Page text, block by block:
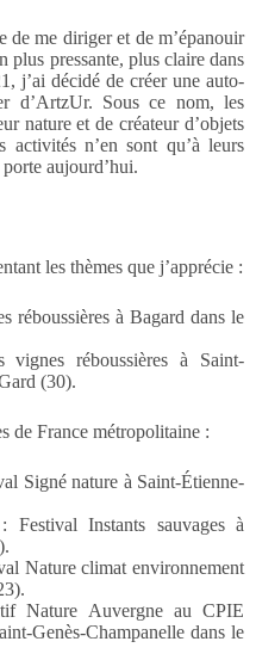
de me diriger et de m’épanouir
plus pressante, plus claire dans
j’ai décidé de créer une auto-
d’ArtzUr. Sous ce nom, les
nature et de créateur d’objets
n’en sont qu’à leurs
aujourd’hui.
les thèmes que j’apprécie :
réboussières à Bagard dans le
réboussières à Saint-
(30).
de France métropolitaine :
Signé nature à Saint-Étienne-
Festival Instants sauvages à
Nature climat environnement
Nature Auvergne au CPIE
Genès-Champanelle dans le